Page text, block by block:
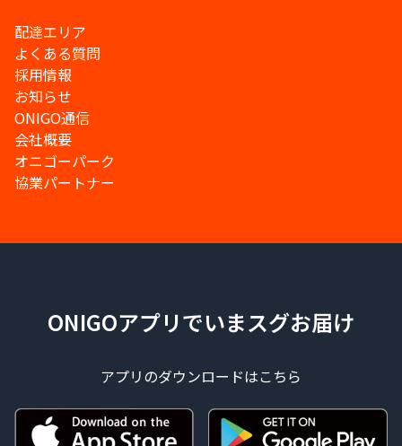
配達エリア
よくある質問
採用情報
お知らせ
ONIGO通信
会社概要
オニゴーパーク
協業パートナー
ONIGOアプリでいまスグお届け
アプリのダウンロードはこちら